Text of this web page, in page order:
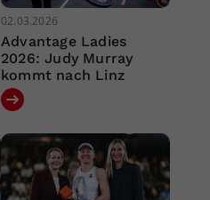
02.03.2026
Advantage Ladies
2026: Judy Murray
kommt nach Linz